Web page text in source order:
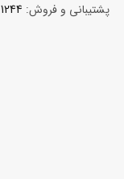
پشتیبانی و فروش: 1244 3224 - 044